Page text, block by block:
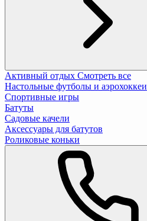
Активный отдых Смотреть все
Настольные футболы и аэрохоккеи
Спортивные игры
Батуты
Садовые качели
Аксессуары для батутов
Роликовые коньки